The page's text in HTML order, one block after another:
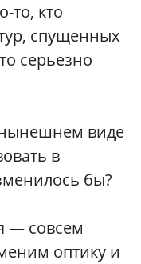
то, кто
спущенных
серьезно
виде
в
бы?
— совсем
оптику и